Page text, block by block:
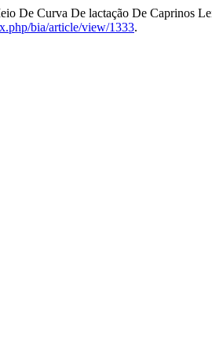
De Curva De lactação De Caprinos
bia/article/view/1333.